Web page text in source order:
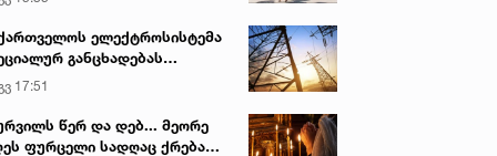
ელექტროსისტემა
განცხადებას
17:51
წერ და დებ... მეორე
ფურცელი სადღაც ქრება